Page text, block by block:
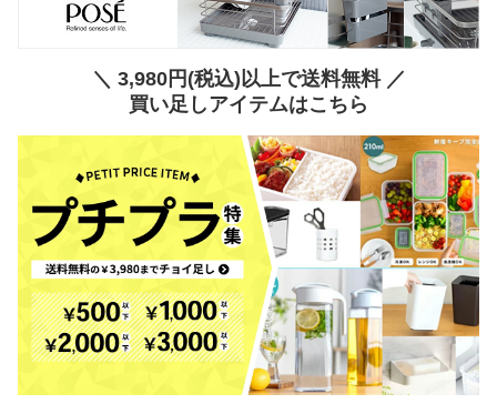
＼ 3,980円(税込)以上で送料無料 ／
買い足しアイテムはこちら